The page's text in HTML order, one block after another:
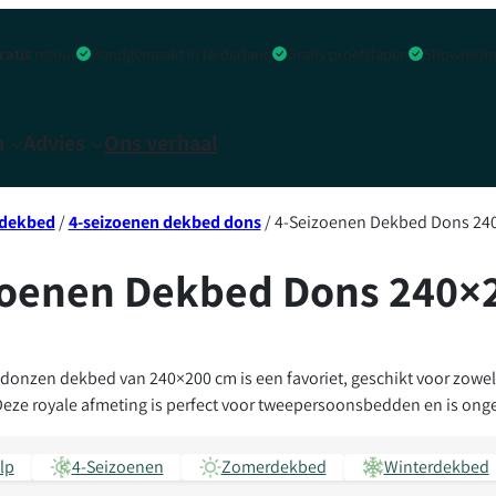
retour Handgemaakt in Nederland Gratis proefslapen
4-seizoenen dekbed
140 x
160 x
220
240 x
220
Advies Ons verhaal
/4-seizoenen dekbed dons/ 4-Seizoenen Dekbed Dons
Dekbed Dons
dekbed van 240×200 cm is een favoriet, geschikt voor
royale afmeting is perfect voor tweepersoonsbedden en is
4-Seizoenen Zomerdekbed Winterdekbed